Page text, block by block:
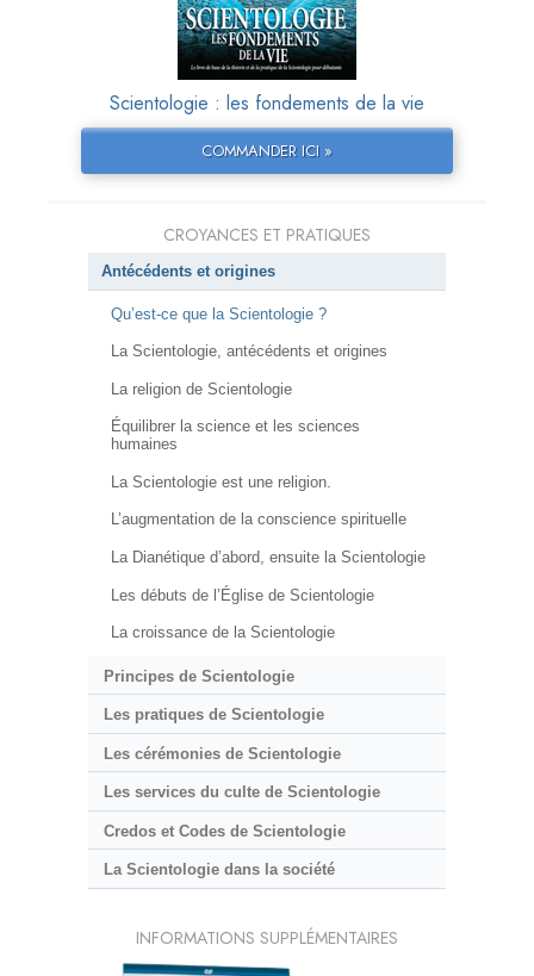
Scientologie : les fondements de la vie
COMMANDER ICI »
CROYANCES ET PRATIQUES
Antécédents et origines
Qu’est-ce que la Scientologie ?
La Scientologie, antécédents et origines
La religion de Scientologie
Équilibrer la science et les sciences
humaines
La Scientologie est une religion.
L’augmentation de la conscience spirituelle
La Dianétique d’abord, ensuite la Scientologie
Les débuts de l’Église de Scientologie
La croissance de la Scientologie
Principes de Scientologie
Les pratiques de Scientologie
Les cérémonies de Scientologie
Les services du culte de Scientologie
Credos et Codes de Scientologie
La Scientologie dans la société
INFORMATIONS SUPPLÉMENTAIRES